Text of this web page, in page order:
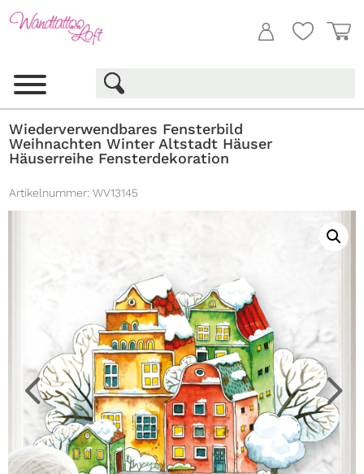
Wiederverwendbares Fensterbild
Weihnachten Winter Altstadt Häuser
Häuserreihe Fensterdekoration
Artikelnummer: WV13145